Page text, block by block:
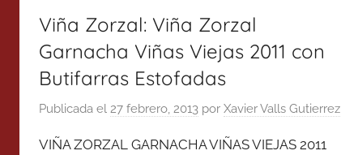
Viña Zorzal: Viña Zorzal
Garnacha Viñas Viejas 2011 con
Butifarras Estofadas
Publicada el 27 febrero, 2013 por Xavier Valls Gutierrez
VIÑA ZORZAL GARNACHA VIÑAS VIEJAS 2011